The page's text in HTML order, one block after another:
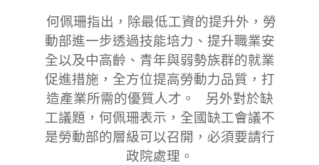
何佩珊指出，除最低工資的提升外，勞
動部進一步透過技能培力、提升職業安
全以及中高齡、青年與弱勢族群的就業
促進措施，全方位提高勞動力品質，打
造產業所需的優質人才。 另外對於缺
工議題，何佩珊表示，全國缺工會議不
是勞動部的層級可以召開，必須要請行
政院處理。